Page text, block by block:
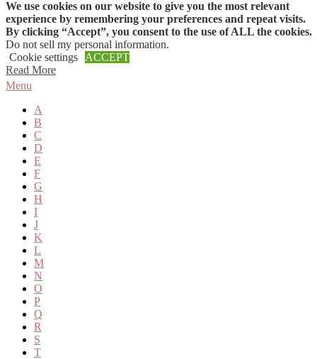
Skip to content
Menu
A
B
C
D
E
F
G
H
I
J
K
L
M
N
O
P
Q
R
S
T
We use cookies on our website to give you the most relevant
experience by remembering your preferences and repeat visits.
By clicking “Accept”, you consent to the use of ALL the cookies.
Do not sell my personal information.
Cookie settings
ACCEPT
Read More